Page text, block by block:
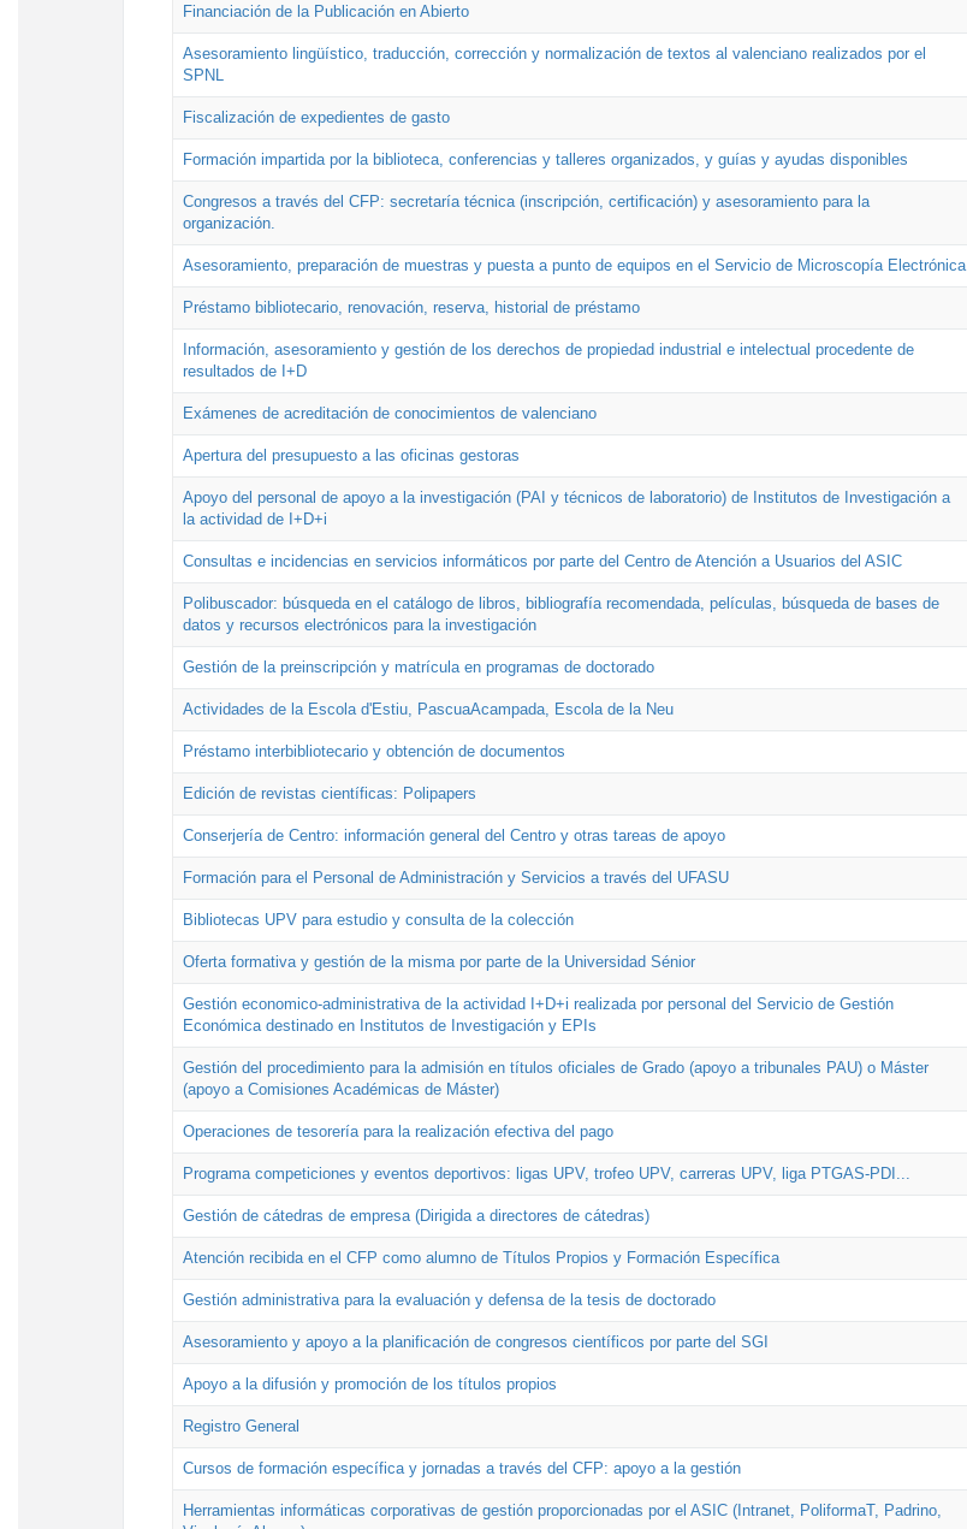
Financiación de la Publicación en Abierto
Asesoramiento lingüístico, traducción, corrección y normalización de textos al valenciano realizados por el
SPNL
Fiscalización de expedientes de gasto
Formación impartida por la biblioteca, conferencias y talleres organizados, y guías y ayudas disponibles
Congresos a través del CFP: secretaría técnica (inscripción, certificación) y asesoramiento para la
organización.
Asesoramiento, preparación de muestras y puesta a punto de equipos en el Servicio de Microscopía Electrónica
Préstamo bibliotecario, renovación, reserva, historial de préstamo
Información, asesoramiento y gestión de los derechos de propiedad industrial e intelectual procedente de
resultados de I+D
Exámenes de acreditación de conocimientos de valenciano
Apertura del presupuesto a las oficinas gestoras
Apoyo del personal de apoyo a la investigación (PAI y técnicos de laboratorio) de Institutos de Investigación a
la actividad de I+D+i
Consultas e incidencias en servicios informáticos por parte del Centro de Atención a Usuarios del ASIC
Polibuscador: búsqueda en el catálogo de libros, bibliografía recomendada, películas, búsqueda de bases de
datos y recursos electrónicos para la investigación
Gestión de la preinscripción y matrícula en programas de doctorado
Actividades de la Escola d'Estiu, PascuaAcampada, Escola de la Neu
Préstamo interbibliotecario y obtención de documentos
Edición de revistas científicas: Polipapers
Conserjería de Centro: información general del Centro y otras tareas de apoyo
Formación para el Personal de Administración y Servicios a través del UFASU
Bibliotecas UPV para estudio y consulta de la colección
Oferta formativa y gestión de la misma por parte de la Universidad Sénior
Gestión economico-administrativa de la actividad I+D+i realizada por personal del Servicio de Gestión
Económica destinado en Institutos de Investigación y EPIs
Gestión del procedimiento para la admisión en títulos oficiales de Grado (apoyo a tribunales PAU) o Máster
(apoyo a Comisiones Académicas de Máster)
Operaciones de tesorería para la realización efectiva del pago
Programa competiciones y eventos deportivos: ligas UPV, trofeo UPV, carreras UPV, liga PTGAS-PDI...
Gestión de cátedras de empresa (Dirigida a directores de cátedras)
Atención recibida en el CFP como alumno de Títulos Propios y Formación Específica
Gestión administrativa para la evaluación y defensa de la tesis de doctorado
Asesoramiento y apoyo a la planificación de congresos científicos por parte del SGI
Apoyo a la difusión y promoción de los títulos propios
Registro General
Cursos de formación específica y jornadas a través del CFP: apoyo a la gestión
Herramientas informáticas corporativas de gestión proporcionadas por el ASIC (Intranet, PoliformaT, Padrino,